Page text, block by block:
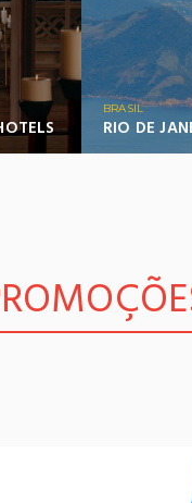
BRASIL
RIO DE